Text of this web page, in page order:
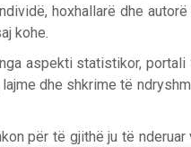
hoxhallarë dhe
kohe.
aspekti statistikor,
dhe shkrime të
për të gjithë ju të